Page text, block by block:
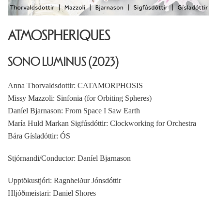
ATMOSPHERIQUES
SONO LUMINUS (2023)
Anna Thorvaldsdottir: CATAMORPHOSIS
Missy Mazzoli: Sinfonia (for Orbiting Spheres)
Daníel Bjarnason: From Space I Saw Earth
María Huld Markan Sigfúsdóttir: Clockworking for Orchestra
Bára Gísladóttir: ÓS
Stjórnandi/Conductor: Daníel Bjarnason
Upptökustjóri: Ragnheiður Jónsdóttir
Hljóðmeistari: Daniel Shores